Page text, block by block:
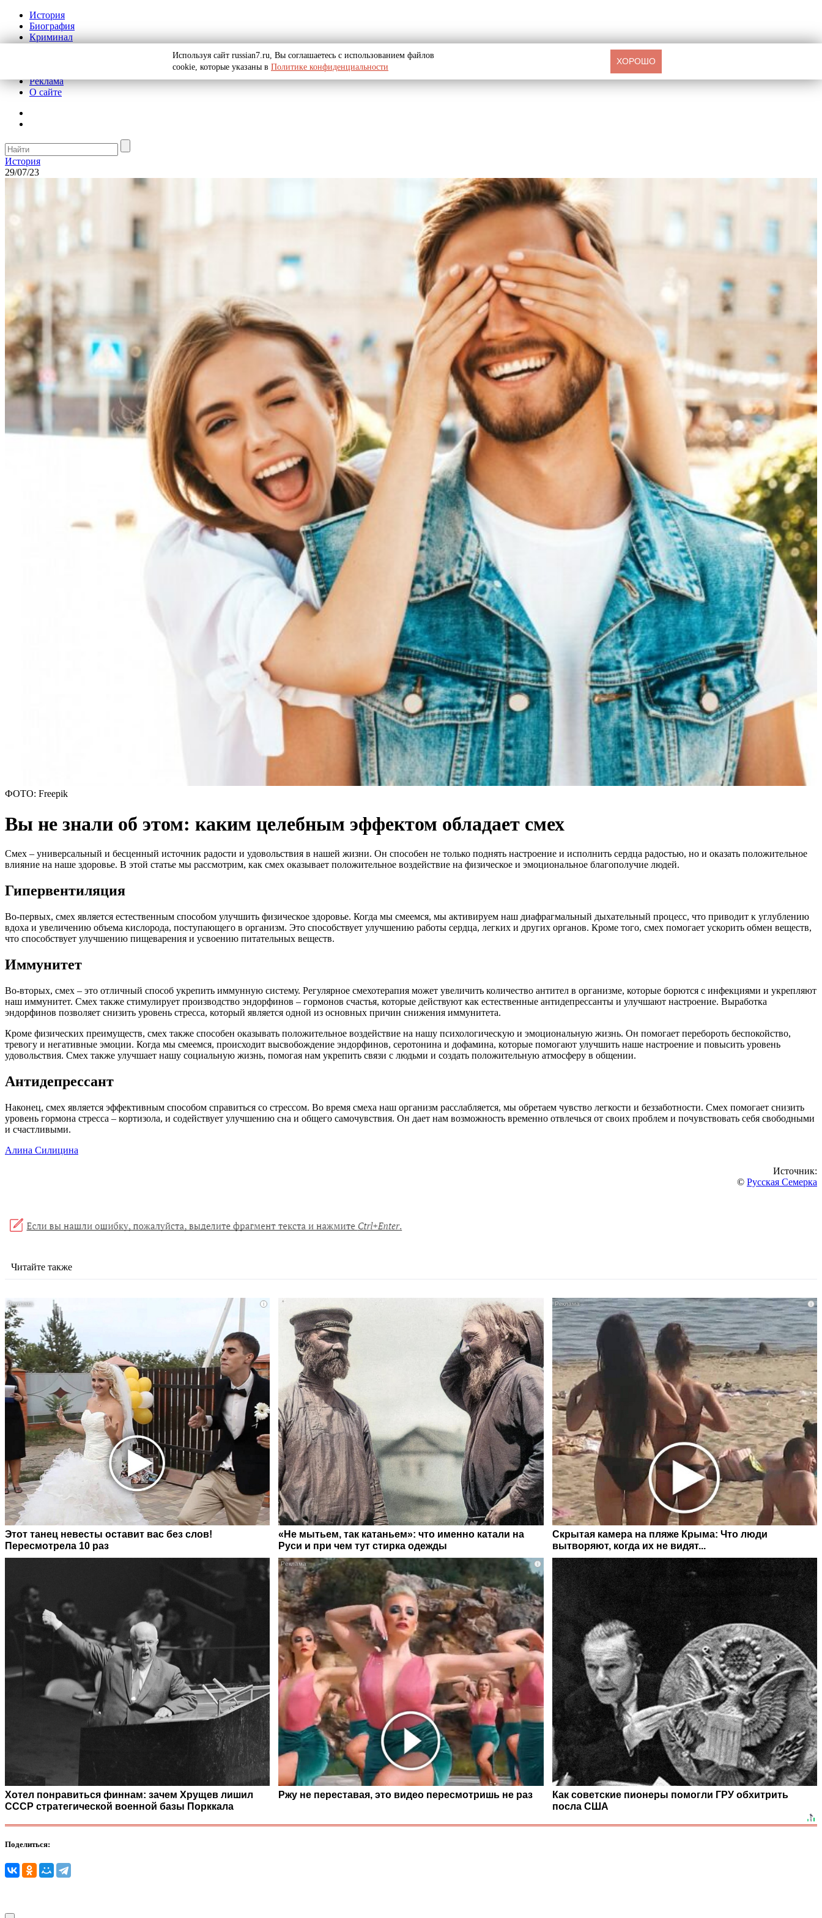
История
Биография
Криминал
Реклама
О сайте
История
29/07/23
ФОТО: Freepik
Вы не знали об этом: каким целебным эффектом обладает смех
Смех – универсальный и бесценный источник радости и удовольствия в нашей жизни. Он способен не только поднять настроение и исполнить сердца радостью, но и оказать положительное
влияние на наше здоровье. В этой статье мы рассмотрим, как смех оказывает положительное воздействие на физическое и эмоциональное благополучие людей.
Гипервентиляция
Во-первых, смех является естественным способом улучшить физическое здоровье. Когда мы смеемся, мы активируем наш диафрагмальный дыхательный процесс, что приводит к углублению
вдоха и увеличению объема кислорода, поступающего в организм. Это способствует улучшению работы сердца, легких и других органов. Кроме того, смех помогает ускорить обмен веществ,
что способствует улучшению пищеварения и усвоению питательных веществ.
Иммунитет
Во-вторых, смех – это отличный способ укрепить иммунную систему. Регулярное смехотерапия может увеличить количество антител в организме, которые борются с инфекциями и укрепляют
наш иммунитет. Смех также стимулирует производство эндорфинов – гормонов счастья, которые действуют как естественные антидепрессанты и улучшают настроение. Выработка
эндорфинов позволяет снизить уровень стресса, который является одной из основных причин снижения иммунитета.
Кроме физических преимуществ, смех также способен оказывать положительное воздействие на нашу психологическую и эмоциональную жизнь. Он помогает перебороть беспокойство,
тревогу и негативные эмоции. Когда мы смеемся, происходит высвобождение эндорфинов, серотонина и дофамина, которые помогают улучшить наше настроение и повысить уровень
удовольствия. Смех также улучшает нашу социальную жизнь, помогая нам укрепить связи с людьми и создать положительную атмосферу в общении.
Антидепрессант
Наконец, смех является эффективным способом справиться со стрессом. Во время смеха наш организм расслабляется, мы обретаем чувство легкости и беззаботности. Смех помогает снизить
уровень гормона стресса – кортизола, и содействует улучшению сна и общего самочувствия. Он дает нам возможность временно отвлечься от своих проблем и почувствовать себя свободными
и счастливыми.
Алина Силицина
Источник:
© Русская Семерка
Читайте также
i
Этот танец невесты оставит вас без слов!
Пересмотрела 10 раз
«Не мытьем, так катаньем»: что именно катали на
Руси и при чем тут стирка одежды
i
Скрытая камера на пляже Крыма: Что люди
вытворяют, когда их не видят...
Хотел понравиться финнам: зачем Хрущев лишил
СССР стратегической военной базы Порккала
i
Ржу не переставая, это видео пересмотришь не раз
Как советские пионеры помогли ГРУ обхитрить
посла США
Поделиться:
Используя сайт russian7.ru, Вы соглашаетесь с использованием файлов
cookie, которые указаны в Политике конфиденциальности
ХОРОШО